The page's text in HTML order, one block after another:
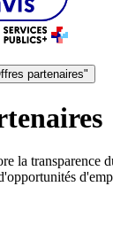
partenaires"
la transparence